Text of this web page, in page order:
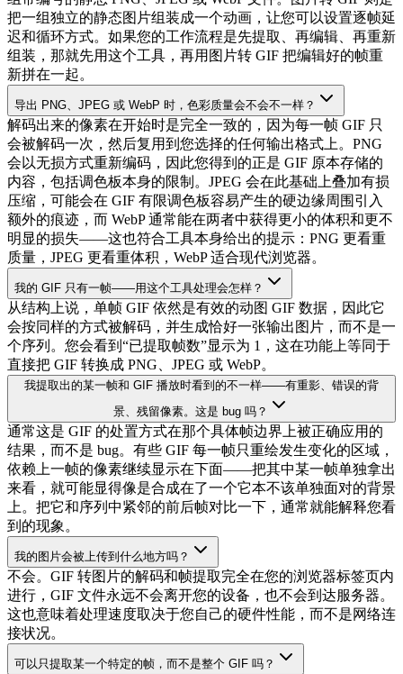
把一组独立的静态图片组装成一个动画，让您可以设置逐帧延
迟和循环方式。如果您的工作流程是先提取、再编辑、再重新
组装，那就先用这个工具，再用图片转 GIF 把编辑好的帧重
新拼在一起。
导出 PNG、JPEG 或 WebP 时，色彩质量会不会不一样？
解码出来的像素在开始时是完全一致的，因为每一帧 GIF 只
会被解码一次，然后复用到您选择的任何输出格式上。PNG
会以无损方式重新编码，因此您得到的正是 GIF 原本存储的
内容，包括调色板本身的限制。JPEG 会在此基础上叠加有损
压缩，可能会在 GIF 有限调色板容易产生的硬边缘周围引入
额外的痕迹，而 WebP 通常能在两者中获得更小的体积和更不
明显的损失——这也符合工具本身给出的提示：PNG 更看重
质量，JPEG 更看重体积，WebP 适合现代浏览器。
我的 GIF 只有一帧——用这个工具处理会怎样？
从结构上说，单帧 GIF 依然是有效的动图 GIF 数据，因此它
会按同样的方式被解码，并生成恰好一张输出图片，而不是一
个序列。您会看到“已提取帧数”显示为 1，这在功能上等同于
直接把 GIF 转换成 PNG、JPEG 或 WebP。
我提取出的某一帧和 GIF 播放时看到的不一样——有重影、错误的背
景、残留像素。这是 bug 吗？
通常这是 GIF 的处置方式在那个具体帧边界上被正确应用的
结果，而不是 bug。有些 GIF 每一帧只重绘发生变化的区域，
依赖上一帧的像素继续显示在下面——把其中某一帧单独拿出
来看，就可能显得像是合成在了一个它本不该单独面对的背景
上。把它和序列中紧邻的前后帧对比一下，通常就能解释您看
到的现象。
我的图片会被上传到什么地方吗？
不会。GIF 转图片的解码和帧提取完全在您的浏览器标签页内
进行，GIF 文件永远不会离开您的设备，也不会到达服务器。
这也意味着处理速度取决于您自己的硬件性能，而不是网络连
接状况。
可以只提取某一个特定的帧，而不是整个 GIF 吗？